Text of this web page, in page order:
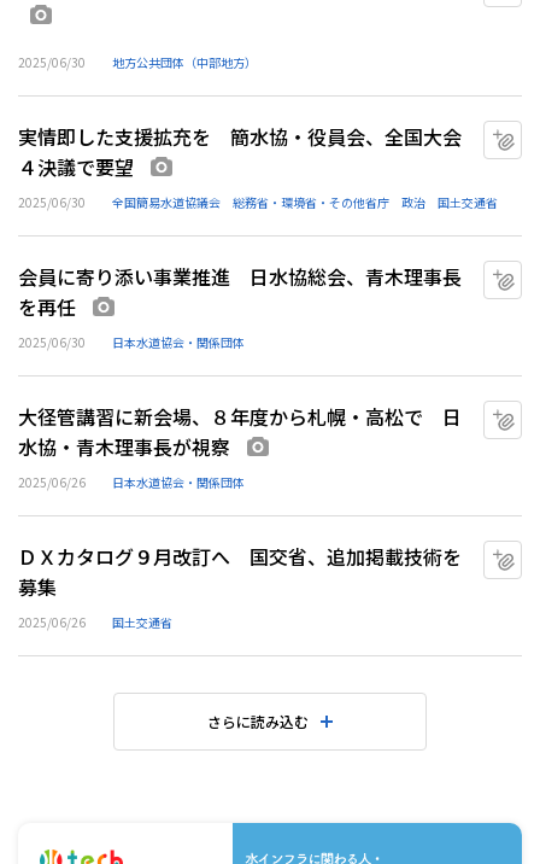
2025/06/30 地方公共団体（中部地方）
実情即した支援拡充を 簡水協・役員会、全国大会
４決議で要望
2025/06/30 全国簡易水道協議会 総務省・環境省・その他省庁 政治 国土交通省
会員に寄り添い事業推進 日水協総会、青木理事長
を再任
2025/06/30 日本水道協会・関係団体
大径管講習に新会場、８年度から札幌・高松で 日
水協・青木理事長が視察
2025/06/26 日本水道協会・関係団体
ＤＸカタログ９月改訂へ 国交省、追加掲載技術を
募集
2025/06/26 国土交通省
さらに読み込む